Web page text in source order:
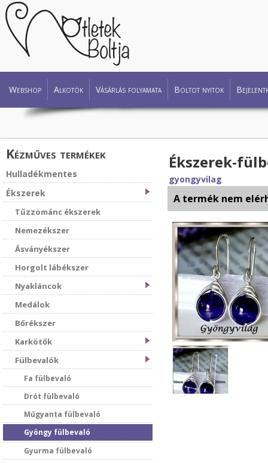
Webshop Alkotók Vásárlás folyamata Boltot nyitok
Kézműves termékek
Hulladékmentes
Ékszerek
Tűzzománc ékszerek
Nemezékszer
Ásványékszer
Horgolt lábékszer
Nyakláncok
Medálok
Bőrékszer
Karkötők
Fülbevalók
Fa fülbevaló
Drót fülbevaló
Műgyanta fülbevaló
Gyöngy fülbevaló
Gyurma fülbevaló
Ékszerek-
gyongyvilag
A termék nem